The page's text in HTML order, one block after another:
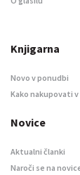
Knjigarna
Novo v ponudbi
Kako nakupovati
Novice
Aktualni članki
Naroči se na